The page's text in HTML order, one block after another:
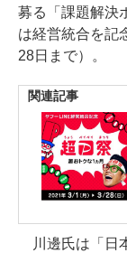
募る「課題解決
は経営統合を記
28日まで）。
関連記事
川邊氏は「日